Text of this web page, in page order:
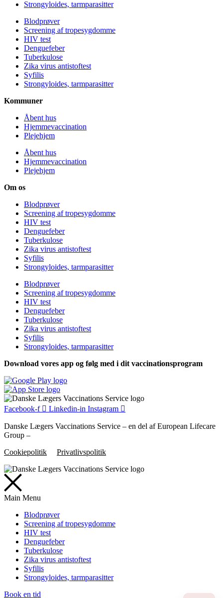
Strongyloides, tarmparasitter
Blodprøver
Screening af tropesygdomme
HIV test
Denguefeber
Tuberkulose
Zika virus antistoftest
Syfilis
Strongyloides, tarmparasitter
Kommuner
Åbent hus
Hjemmevaccination
Plejehjem
Åbent hus
Hjemmevaccination
Plejehjem
Om os
Blodprøver
Screening af tropesygdomme
HIV test
Denguefeber
Tuberkulose
Zika virus antistoftest
Syfilis
Strongyloides, tarmparasitter
Blodprøver
Screening af tropesygdomme
HIV test
Denguefeber
Tuberkulose
Zika virus antistoftest
Syfilis
Strongyloides, tarmparasitter
Download vores app og følg med i dit vaccinationsprogram
Facebook-f Linkedin-in Instagram
Danske Lægers Vaccinations Service – en del af European Lifecare
Group –
Cookiepolitik
Privatlivspolitik
Main Menu
Blodprøver
Screening af tropesygdomme
HIV test
Denguefeber
Tuberkulose
Zika virus antistoftest
Syfilis
Strongyloides, tarmparasitter
Book en tid